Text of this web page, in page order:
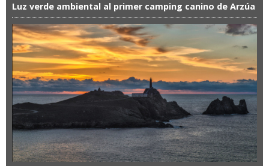
Luz verde ambiental al primer camping canino de Arzúa